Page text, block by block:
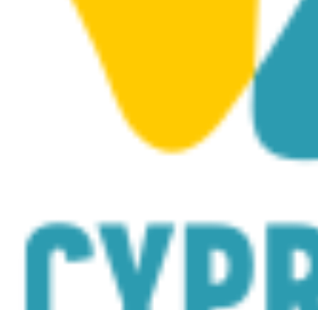
καθώς και άλλων σημαντικών προσώπων που έγραψαν
για τα καρναβάλια.
Η διαδρομή συνεχίζεται με πέντε θεματικές ενότητες
στις οποίες οι επισκέπτες μπορούν να ανοίξουν
συρτάρια και να εξερευνήσουν εκθέματα που
σχετίζονται με την Τσικνοπέμπτη, τη μεγάλη παρέλαση,
τη μουσική και τους κανταδόρους, τους χορούς και την
παιδική παρέλαση. Στη μεγάλη αίθουσα του μουσείου,
οι επισκέπτες μπορούν να παρακολουθήσουν
αντιστοίχιση αντικειμένων με τα σωστά κουστούμια.
Επιπλέον, ο επισκέπτης μπορεί να παρακολουθήσει
αρχειακό υλικό του ΡΙΚ και ιδιωτικών αρχείων, ενώ οι
αίθουσες αφιερωμένες στους δημιουργούς
κουστουμιών και αρμάτων παρέχουν μια ακόμα